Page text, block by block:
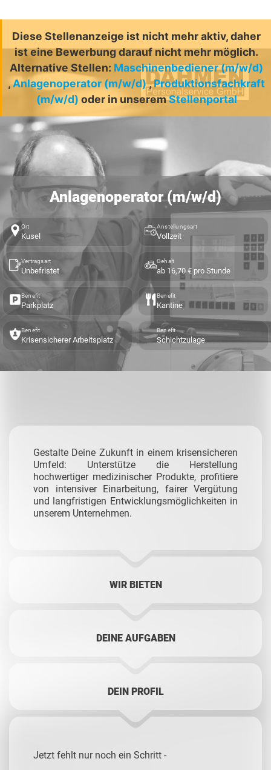
Diese Stellenanzeige ist nicht mehr aktiv, daher
ist eine Bewerbung darauf nicht mehr möglich.
Alternative Stellen: Maschinenbediener (m/w/d)
,Anlagenoperator (m/w/d),Produktionsfachkraft
(m/w/d) oder in unseremStellenportal
Anlagenoperator (m/w/d)
Ort
Kusel
Anstellungsart
Vollzeit
Vertragsart
Unbefristet
Gehalt
ab 16,70 € pro Stunde
Benefit
Parkplatz
Benefit
Kantine
Benefit
Krisensicherer Arbeitsplatz
Benefit
Schichtzulage
Gestalte Deine Zukunft in einem krisensicheren
Umfeld: Unterstütze die Herstellung
hochwertiger medizinischer Produkte, profitiere
von intensiver Einarbeitung, fairer Vergütung
und langfristigen Entwicklungsmöglichkeiten in
unserem Unternehmen.
WIR BIETEN
DEINE AUFGABEN
DEIN PROFIL
Jetzt fehlt nur noch ein Schritt -